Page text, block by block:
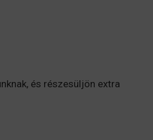
és részesüljön extra